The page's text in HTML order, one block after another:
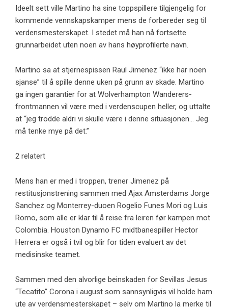
Ideelt sett ville Martino ha sine toppspillere tilgjengelig for
kommende vennskapskamper mens de forbereder seg til
verdensmesterskapet. I stedet må han nå fortsette
grunnarbeidet uten noen av hans høyprofilerte navn.
Martino sa at stjernespissen Raul Jimenez “ikke har noen
sjanse” til å spille denne uken på grunn av skade. Martino
ga ingen garantier for at Wolverhampton Wanderers-
frontmannen vil være med i verdenscupen heller, og uttalte
at “jeg trodde aldri vi skulle være i denne situasjonen… Jeg
må tenke mye på det.”
2 relatert
Mens han er med i troppen, trener Jimenez på
restitusjonstrening sammen med Ajax Amsterdams Jorge
Sanchez og Monterrey-duoen Rogelio Funes Mori og Luis
Romo, som alle er klar til å reise fra leiren før kampen mot
Colombia. Houston Dynamo FC midtbanespiller Hector
Herrera er også i tvil og blir for tiden evaluert av det
medisinske teamet.
Sammen med den alvorlige beinskaden for Sevillas Jesus
“Tecatito” Corona i august som sannsynligvis vil holde ham
ute av verdensmesterskapet – selv om Martino la merke til